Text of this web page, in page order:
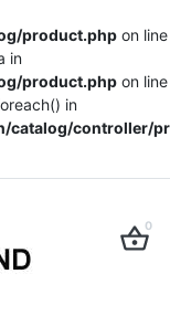
product.php on line
in
product.php on line
in
catalog/controller/
0